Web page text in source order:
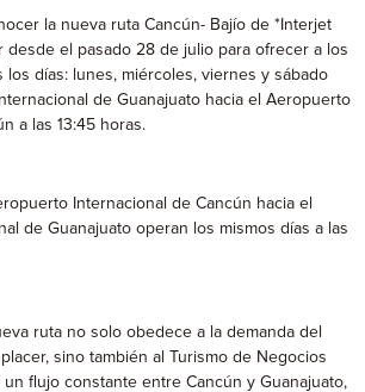
la nueva ruta Cancún- Bajío de *Interjet
desde el pasado 28 de julio para ofrecer a los
los días: lunes, miércoles, viernes y sábado
de Guanajuato hacia el Aeropuerto
a las 13:45 horas.
Internacional de Cancún hacia el
de Guanajuato operan los mismos días a las
ruta no solo obedece a la demanda del
sino también al Turismo de Negocios
flujo constante entre Cancún y Guanajuato,